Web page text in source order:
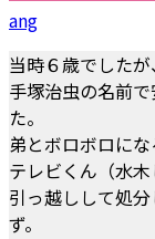
ang
当時６歳でした
手塚治虫の名前
た。
弟とボロボロにな
テレビくん（水
引っ越しして処
ず。